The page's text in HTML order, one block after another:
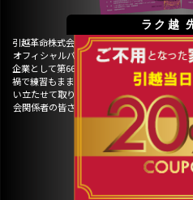
引越革命株式会社は、大阪高体連バスケッ
オフィシャルパートナーです。第68回近畿
企業として第66回大会に続き盾、トロフィ
禍で練習もままならない中、公式戦の開催
い立たせて取り組む選手、生徒の皆さま、
会関係者の皆さまの熱い思いは、日本に元
じて止み
ラク越